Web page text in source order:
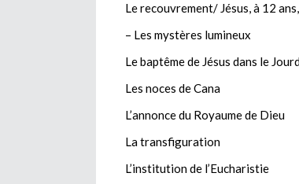
Le recouvrement/ Jésus, à 12
– Les mystères lumineux
Le baptême de Jésus dans le
Les noces de Cana
L’annonce du Royaume de Dieu
La transfiguration
L’institution de l’Eucharistie